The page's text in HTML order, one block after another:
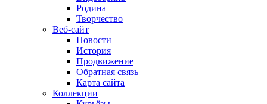
Родина
Творчество
Веб-сайт
Новости
История
Продвижение
Обратная связь
Карта сайта
Коллекции